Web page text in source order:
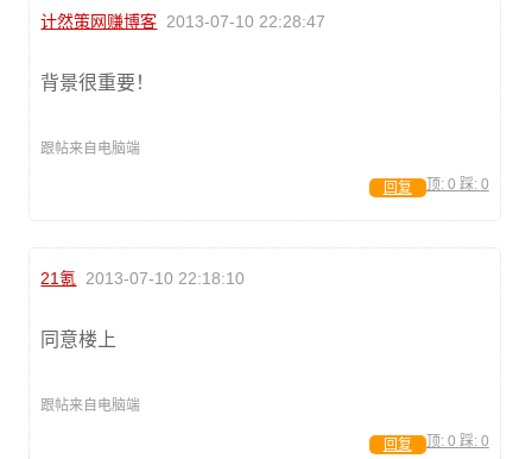
计然策网赚博客 2013-07-10 22:28:47
背景很重要！
跟帖来自电脑端
顶: 0 踩: 0
回复
21氪 2013-07-10 22:18:10
同意楼上
跟帖来自电脑端
顶: 0 踩: 0
回复